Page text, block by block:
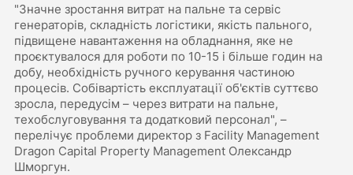
"Значне зростання витрат на пальне та сервіс
генераторів, складність логістики, якість пального,
підвищене навантаження на обладнання, яке не
проєктувалося для роботи по 10-15 і більше годин на
добу, необхідність ручного керування частиною
процесів. Собівартість експлуатації об'єктів суттєво
зросла, передусім – через витрати на пальне,
техобслуговування та додатковий персонал", –
перелічує проблеми директор з Facility Management
Dragon Capital Property Management Олександр
Шморгун.